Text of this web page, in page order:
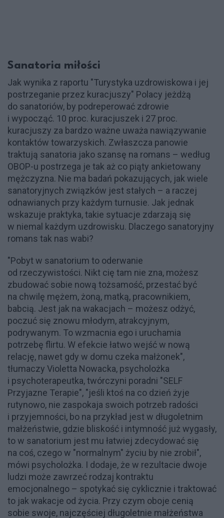
Sanatoria miłości
Jak wynika z raportu "Turystyka uzdrowiskowa i jej
postrzeganie przez kuracjuszy" Polacy jeżdżą
do sanatoriów, by podreperować zdrowie
i wypocząć. 10 proc. kuracjuszek i 27 proc.
kuracjuszy za bardzo ważne uważa nawiązywanie
kontaktów towarzyskich. Zwłaszcza panowie
traktują sanatoria jako szansę na romans – według
OBOP-u postrzega je tak aż co piąty ankietowany
mężczyzna. Nie ma badań pokazujących, jak wiele
sanatoryjnych związków jest stałych – a raczej
odnawianych przy każdym turnusie. Jak jednak
wskazuje praktyka, takie sytuacje zdarzają się
w niemal każdym uzdrowisku. Dlaczego sanatoryjny
romans tak nas wabi?
"Pobyt w sanatorium to oderwanie
od rzeczywistości. Nikt cię tam nie zna, możesz
zbudować sobie nową tożsamość, przestać być
na chwilę mężem, żoną, matką, pracownikiem,
babcią. Jest jak na wakacjach – możesz odżyć,
poczuć się znowu młodym, atrakcyjnym,
podrywanym. To wzmacnia ego i uruchamia
potrzebę flirtu. W efekcie łatwo wejść w nową
relację, nawet gdy w domu czeka małżonek",
tłumaczy Violetta Nowacka, psycholożka
i psychoterapeutka, twórczyni poradni "SELF
Przyjazne Terapie", "jeśli ktoś na co dzień żyje
rutynowo, nie zaspokaja swoich potrzeb radości
i przyjemności, bo na przykład jest w długoletnim
małżeństwie, gdzie bliskość i intymność już wygasły,
to w sanatorium jest mu łatwiej zdecydować się
na coś, czego w "normalnym" życiu by nie zrobił",
mówi psycholożka. I dodaje, że w rezultacie dwoje
ludzi może zawrzeć rodzaj kontraktu
emocjonalnego – spotykać się cyklicznie i traktować
to jak wakacje od życia. Przy czym oboje cenią
sobie swoje, najczęściej długoletnie małżeństwa